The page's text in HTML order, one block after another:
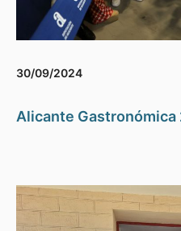
30/09/2024
Alicante Gastronómica